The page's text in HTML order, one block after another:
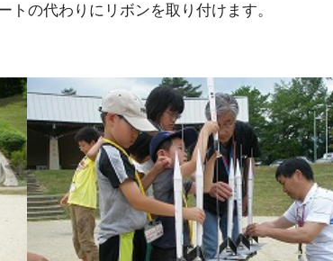
の代わりにリボンを取り付けます。